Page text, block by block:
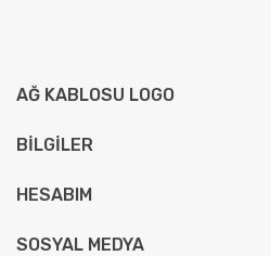
AĞ KABLOSU LOGO
BILGILER
HESABIM
SOSYAL MEDYA